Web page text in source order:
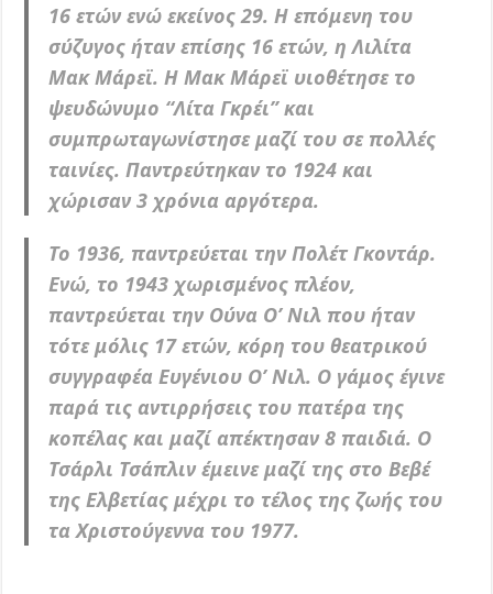
16 ετών ενώ εκείνος 29. Η επόμενη του
σύζυγος ήταν επίσης 16 ετών, η Λιλίτα
Μακ Μάρεϊ. Η Μακ Μάρεϊ υιοθέτησε το
ψευδώνυμο “Λίτα Γκρέι” και
συμπρωταγωνίστησε μαζί του σε πολλές
ταινίες. Παντρεύτηκαν το 1924 και
χώρισαν 3 χρόνια αργότερα.
Το 1936, παντρεύεται την Πολέτ Γκοντάρ.
Ενώ, το 1943 χωρισμένος πλέον,
παντρεύεται την Ούνα Ο’ Νιλ που ήταν
τότε μόλις 17 ετών, κόρη του θεατρικού
συγγραφέα Ευγένιου Ο’ Νιλ. Ο γάμος έγινε
παρά τις αντιρρήσεις του πατέρα της
κοπέλας και μαζί απέκτησαν 8 παιδιά. Ο
Τσάρλι Τσάπλιν έμεινε μαζί της στο Βεβέ
της Ελβετίας μέχρι το τέλος της ζωής του
τα Χριστούγεννα του 1977.